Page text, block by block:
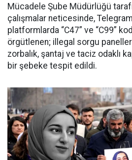
Mücadele Şube Müdürlüğü
çalışmalar neticesinde,
platformlarda “C47” ve “C99”
örgütlenen; illegal sorgu
zorbalık, şantaj ve taciz odaklı
bir şebeke tespit edildi.